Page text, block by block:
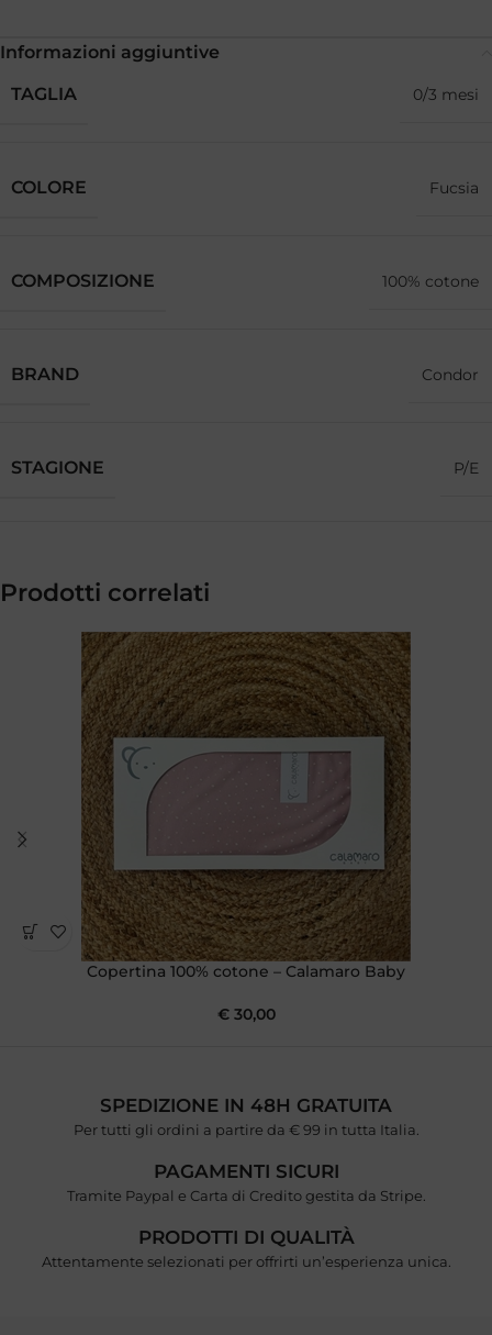
Informazioni aggiuntive
TAGLIA
0/3 mesi
COLORE Fucsia
COMPOSIZIONE 100% cotone
BRAND Condor
STAGIONE P/E
Prodotti correlati
Copertina 100% cotone – Calamaro Baby
€30,00
SPEDIZIONE IN 48H GRATUITA
Per tutti gli ordini a partire da € 99 in tutta Italia.
PAGAMENTI SICURI
Tramite Paypal e Carta di Credito gestita da Stripe.
PRODOTTI DI QUALITÀ
Attentamente selezionati per offrirti un’esperienza unica.